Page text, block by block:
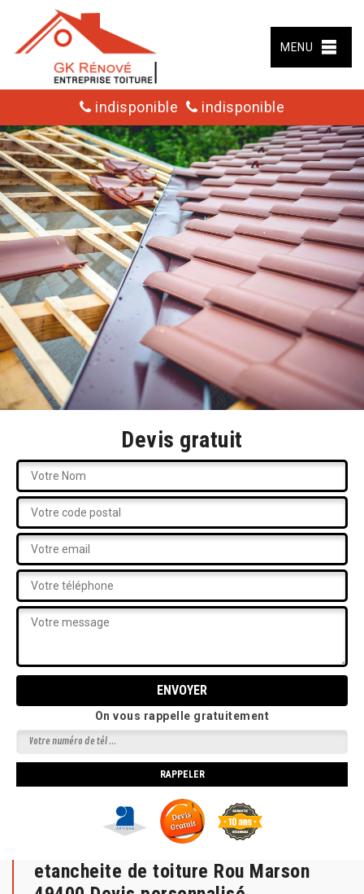
MENU
indisponible indisponible
Devis gratuit
On vous rappelle gratuitement
etancheite de toiture Rou Marson